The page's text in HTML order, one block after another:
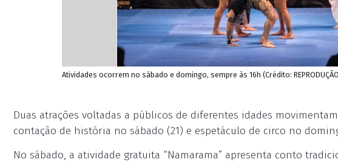
Atividades ocorrem no sábado e domingo, sempre às 16h (Crédito:
Duas atrações voltadas a públicos de diferentes idades
contação de história no sábado (21) e espetáculo de circo no
No sábado, a atividade gratuita “Namarama” apresenta conto